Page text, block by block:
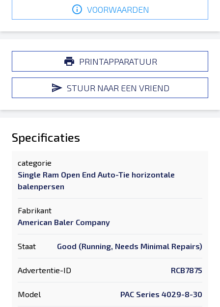
VOORWAARDEN
PRINTAPPARATUUR
STUUR NAAR EEN VRIEND
Specificaties
categorie
Single Ram Open End Auto-Tie horizontale
balenpersen
Fabrikant
American Baler Company
Staat Good (Running, Needs Minimal Repairs)
Advertentie-ID RCB7875
Model PAC Series 4029-8-30